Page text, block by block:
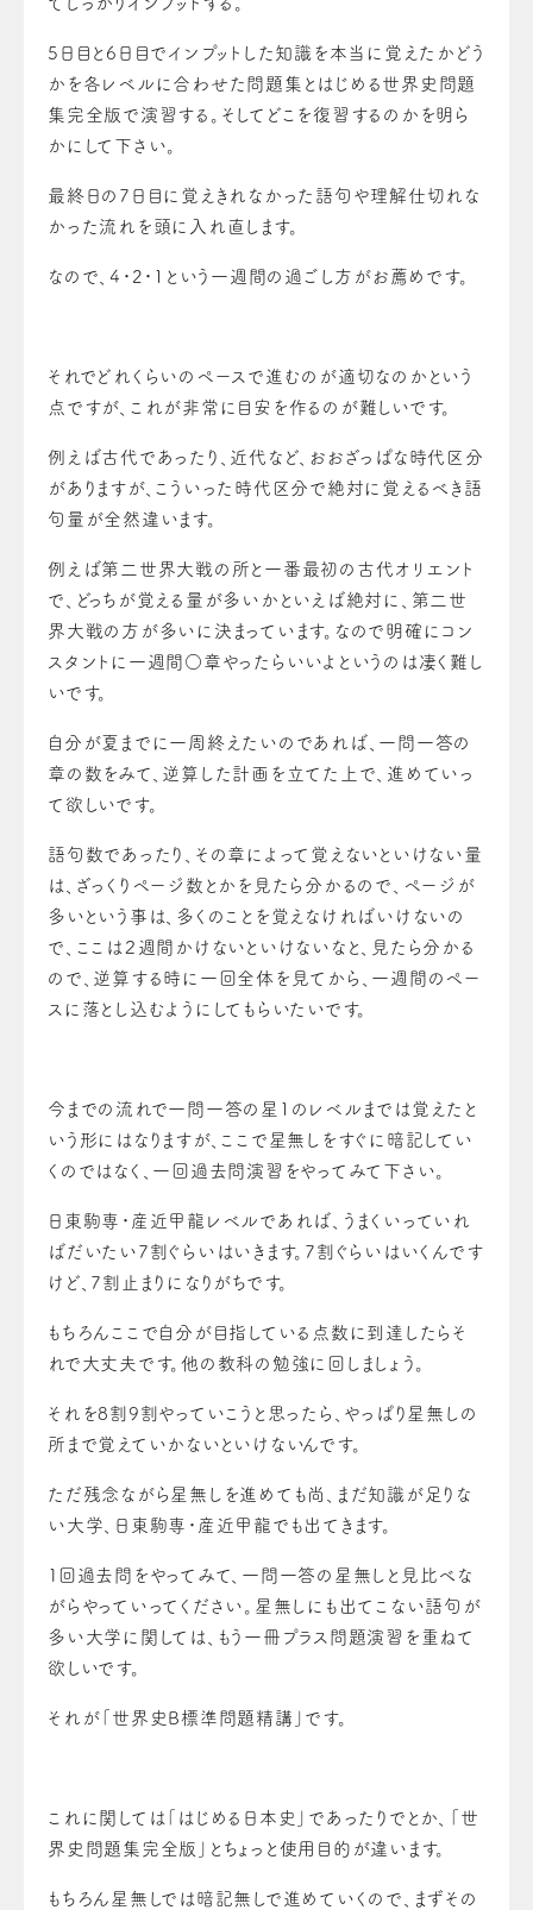
5日目と6日目でインプットした知識を本当に覚えたかどう
かを各レベルに合わせた問題集とはじめる世界史問題
集完全版で演習する。そしてどこを復習するのかを明ら
かにして下さい。
最終日の7日目に覚えきれなかった語句や理解仕切れな
かった流れを頭に入れ直します。
なので、4・2・1という一週間の過ごし方がお薦めです。
それでどれくらいのペースで進むのが適切なのかという
点ですが、これが非常に目安を作るのが難しいです。
例えば古代であったり、近代など、おおざっぱな時代区分
がありますが、こういった時代区分で絶対に覚えるべき語
句量が全然違います。
例えば第二世界大戦の所と一番最初の古代オリエント
で、どっちが覚える量が多いかといえば絶対に、第二世
界大戦の方が多いに決まっています。なので明確にコン
スタントに一週間○章やったらいいよというのは凄く難し
いです。
自分が夏までに一周終えたいのであれば、一問一答の
章の数をみて、逆算した計画を立てた上で、進めていっ
て欲しいです。
語句数であったり、その章によって覚えないといけない量
は、ざっくりページ数とかを見たら分かるので、ページが
多いという事は、多くのことを覚えなければいけないの
で、ここは２週間かけないといけないなと、見たら分かる
ので、逆算する時に一回全体を見てから、一週間のペー
スに落とし込むようにしてもらいたいです。
今までの流れで一問一答の星1のレベルまでは覚えたと
いう形にはなりますが、ここで星無しをすぐに暗記してい
くのではなく、一回過去問演習をやってみて下さい。
日東駒専・産近甲龍レベルであれば、うまくいっていれ
ばだいたい7割ぐらいはいきます。7割ぐらいはいくんです
けど、7割止まりになりがちです。
もちろんここで自分が目指している点数に到達したらそ
れで大丈夫です。他の教科の勉強に回しましょう。
それを8割9割やっていこうと思ったら、やっぱり星無しの
所まで覚えていかないといけないんです。
ただ残念ながら星無しを進めても尚、まだ知識が足りな
い大学、日東駒専・産近甲龍でも出てきます。
１回過去問をやってみて、一問一答の星無しと見比べな
がらやっていってください。星無しにも出てこない語句が
多い大学に関しては、もう一冊プラス問題演習を重ねて
欲しいです。
それが「世界史B標準問題精講」です。
これに関しては「はじめる日本史」であったりでとか、「世
界史問題集完全版」とちょっと使用目的が違います。
もちろん星無しでは暗記無しで進めていくので、まずその